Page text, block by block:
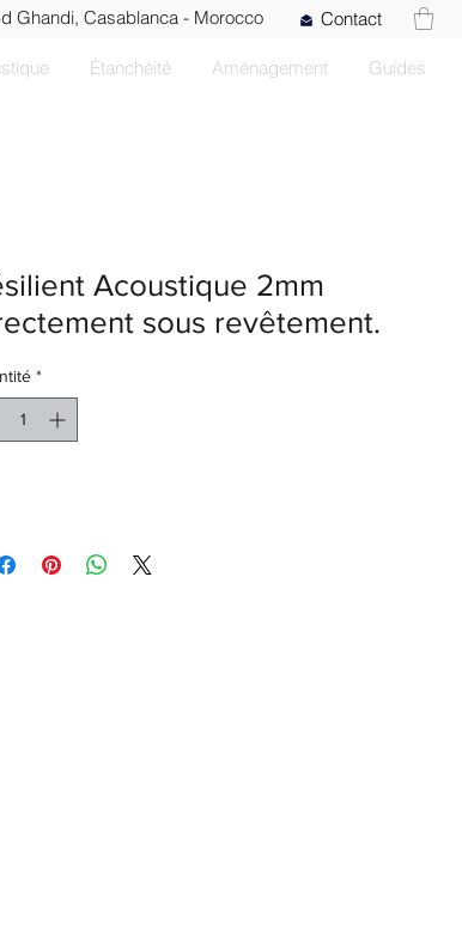
Ghandi, Casablanca - Morocco Contact
Étanchéité Aménagement Guides
Acoustique 2mm
sous revêtement.
*